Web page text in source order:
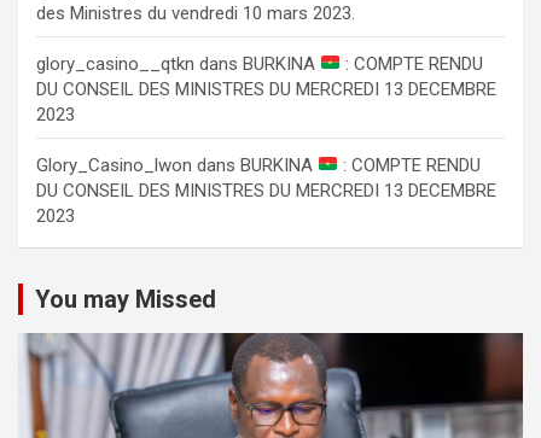
des Ministres du vendredi 10 mars 2023.
glory_casino__qtkn dans BURKINA
: COMPTE RENDU
DU CONSEIL DES MINISTRES DU MERCREDI 13 DECEMBRE
2023
Glory_Casino_lwon dans BURKINA
: COMPTE RENDU
DU CONSEIL DES MINISTRES DU MERCREDI 13 DECEMBRE
2023
You may Missed